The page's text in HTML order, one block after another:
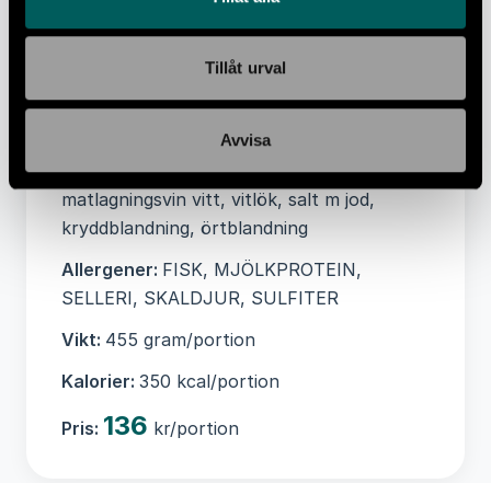
Tillåt urval
Avvisa
3 g, Protein 8,1 g, Salt 0,7 g
KOLJA(11%), LAX(11%), YOGHURT
laktosfri(7%), FISKfond, rotSELLERI,
morot, palsternacka, gul lök, fänkål,
matlagningsvin vitt, vitlök, salt m jod,
kryddblandning, örtblandning
Allergener: FISK, MJÖLKPROTEIN,
SELLERI, SKALDJUR, SULFITER
Vikt: 455 gram/portion
Kalorier: 350 kcal/portion
Pris: 136 kr/portion